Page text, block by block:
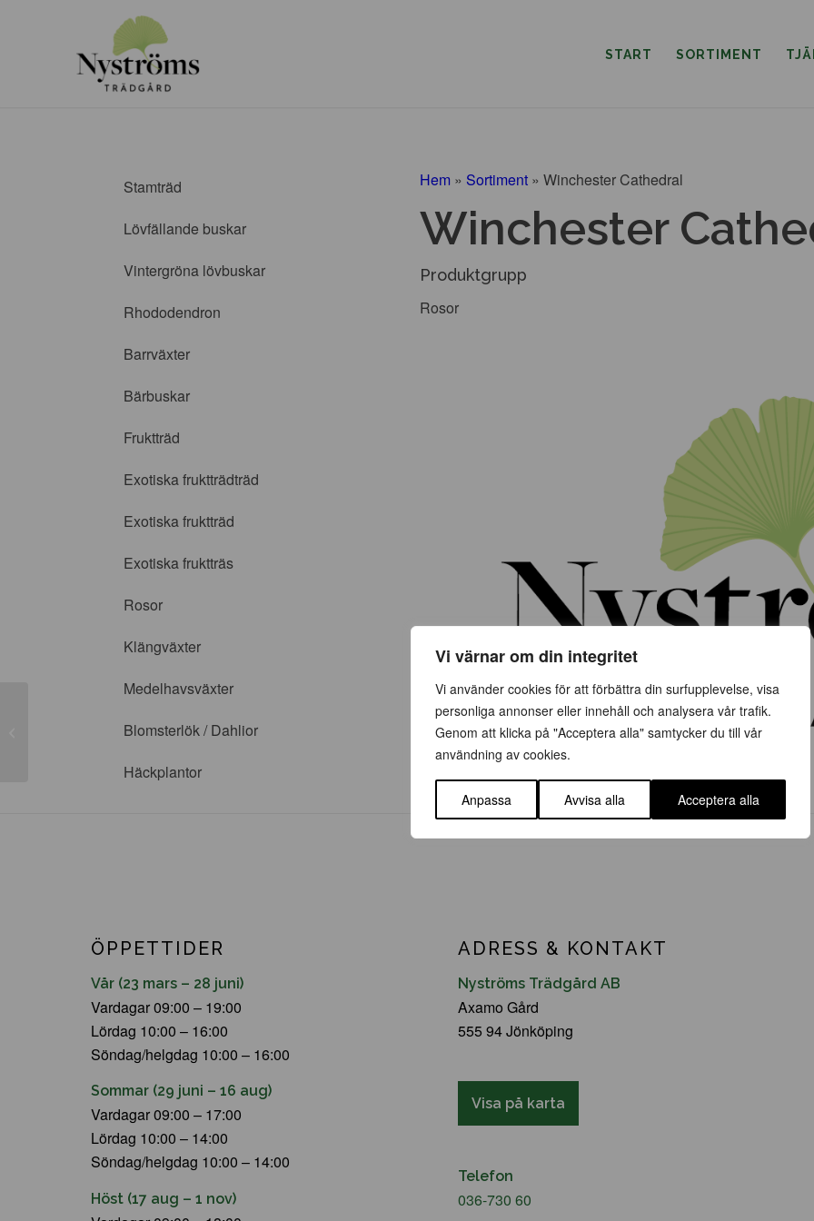
Vi värnar om din integritet
Vi använder cookies för att förbättra din surfupplevelse, visa
personliga annonser eller innehåll och analysera vår trafik.
Genom att klicka på "Acceptera alla" samtycker du till vår
användning av cookies.
Anpassa Avvisa alla Acceptera alla
START SORTIMENT
Stamträd
Lövfällande buskar
Vintergröna lövbuskar
Rhododendron
Barrväxter
Bärbuskar
Fruktträd
Exotiska fruktträdträd
Exotiska fruktträd
Exotiska fruktträs
Rosor
Klängväxter
Medelhavsväxter
Blomsterlök / Dahlior
Häckplantor
Hem » Sortiment » Winchester Cathedral
Winchester
Produktgrupp
Rosor
ÖPPETTIDER
Vår (23 mars – 28 juni)
Vardagar 09:00 – 19:00
Lördag 10:00 – 16:00
Söndag/helgdag 10:00 – 16:00
Sommar (29 juni – 16 aug)
Vardagar 09:00 – 17:00
Lördag 10:00 – 14:00
Söndag/helgdag 10:00 – 14:00
Höst (17 aug – 1 nov)
ADRESS & KONTAKT
Nyströms Trädgård AB
Axamo Gård
555 94 Jönköping
Visa på karta
Telefon
036-730 60